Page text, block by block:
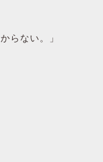
らない。」